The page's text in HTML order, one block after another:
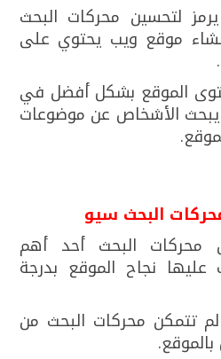
لتحسين محركات البحث
موقع ويب يحتوي على
الموقع بشكل أفضل في
يبحث الأشخاص عن موضوعات
البحث سيو
محركات البحث أحد أهم
عليها نجاح الموقع بدرجة
تتمكن محركات البحث من